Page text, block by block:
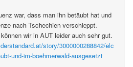
war, dass man ihn betäubt hat und
nach Tschechien verschleppt.
wir in AUT leider auch sehr gut.
story/3000000288842/elc
und-im-boehmerwald-ausgesetzt